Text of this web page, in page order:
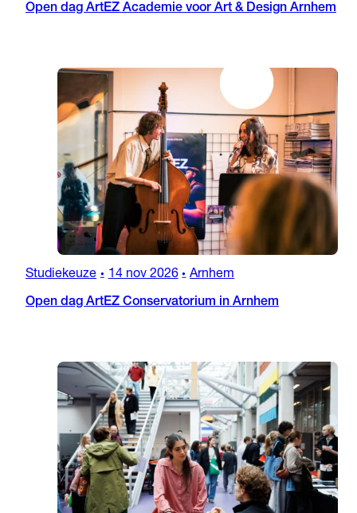
Open dag ArtEZ Academie voor Art & Design Arnhem
Studiekeuze • 14 nov 2026 • Arnhem
Open dag ArtEZ Conservatorium in Arnhem